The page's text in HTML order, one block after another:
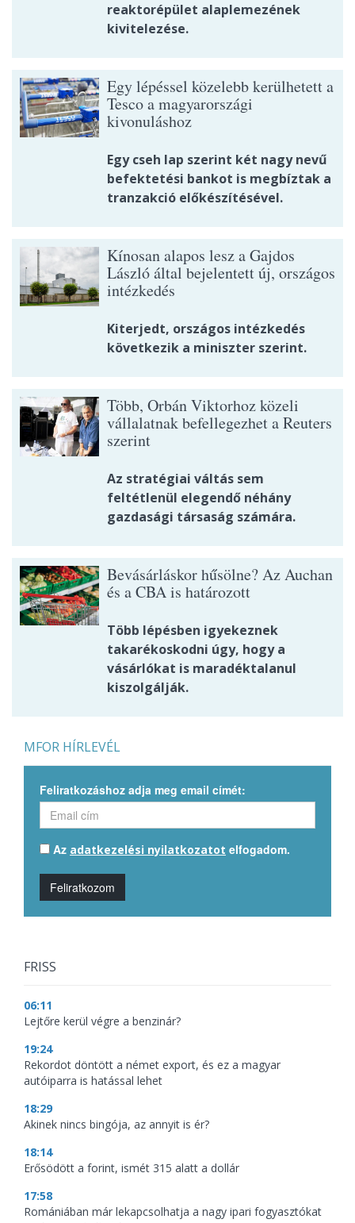
reaktorépület alaplemezének
kivitelezése.
Egy lépéssel közelebb kerülhetett a
Tesco a magyarországi
kivonuláshoz
Egy cseh lap szerint két nagy nevű
befektetési bankot is megbíztak a
tranzakció előkészítésével.
Kínosan alapos lesz a Gajdos
László által bejelentett új, országos
intézkedés
Kiterjedt, országos intézkedés
következik a miniszter szerint.
Több, Orbán Viktorhoz közeli
vállalatnak befellegezhet a Reuters
szerint
Az stratégiai váltás sem
feltétlenül elegendő néhány
gazdasági társaság számára.
Bevásárláskor hűsölne? Az Auchan
és a CBA is határozott
Több lépésben igyekeznek
takarékoskodni úgy, hogy a
vásárlókat is maradéktalanul
kiszolgálják.
MFOR HÍRLEVÉL
Feliratkozáshoz adja meg email címét:
Az adatkezelési nyilatkozatot elfogadom.
Feliratkozom
FRISS
06:11
Lejtőre kerül végre a benzinár?
19:24
Rekordot döntött a német export, és ez a magyar
autóiparra is hatással lehet
18:29
Akinek nincs bingója, az annyit is ér?
18:14
Erősödött a forint, ismét 315 alatt a dollár
17:58
Romániában már lekapcsolhatja a nagy ipari fogyasztókat